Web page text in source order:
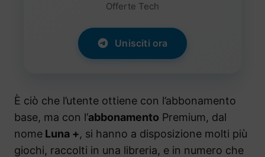
Offerte Tech
Unisciti ora
È ciò che l’utente ottiene con l’abbonamento
base, ma con l’abbonamento Premium, dal
nome Luna +, si hanno a disposizione molti più
giochi, raccolti in una libreria, e in numero che